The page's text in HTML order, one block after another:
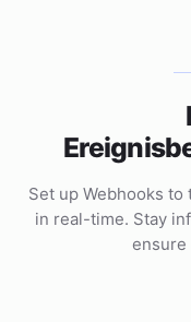
Set up Webhooks
in real-time. Stay
ensure